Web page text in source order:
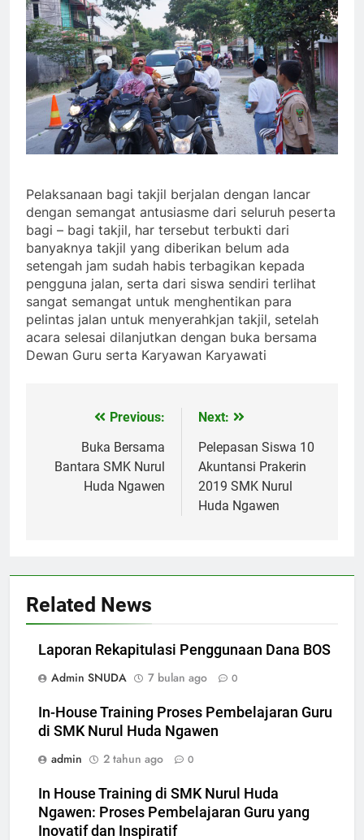
Pelaksanaan bagi takjil berjalan dengan lancar
dengan semangat antusiasme dari seluruh peserta
bagi – bagi takjil, har tersebut terbukti dari
banyaknya takjil yang diberikan belum ada
setengah jam sudah habis terbagikan kepada
pengguna jalan, serta dari siswa sendiri terlihat
sangat semangat untuk menghentikan para
pelintas jalan untuk menyerahkjan takjil, setelah
acara selesai dilanjutkan dengan buka bersama
Dewan Guru serta Karyawan Karyawati
NavigasiPrevious:
Buka Bersama
Bantara SMK Nurul
Huda Ngawen
Next:
Pelepasan Siswa 10
Akuntansi Prakerin
2019 SMK Nurul
Huda Ngawen
Related News
Laporan Rekapitulasi Penggunaan Dana BOS
Admin SNUDA
7 bulan ago 0
In-House Training Proses Pembelajaran Guru
di SMK Nurul Huda Ngawen
admin
2 tahun ago 0
In House Training di SMK Nurul Huda
Ngawen: Proses Pembelajaran Guru yang
Inovatif dan Inspiratif